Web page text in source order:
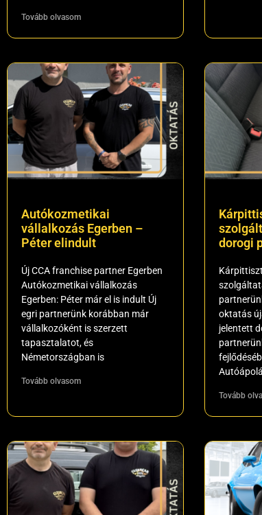
Tovább olvasom
Autókozmetikai
vállalkozás Egerben –
Péter elindult
Új CCA franchise partner Egerben
Autókozmetikai vállalkozás
Egerben: Péter már el is indult Új
egri partnerünk korábban már
vállalkozóként is szerzett
tapasztalatot, és
Németországban is
Tovább olvasom
dorogi
oktatás
jelentett
Tovább